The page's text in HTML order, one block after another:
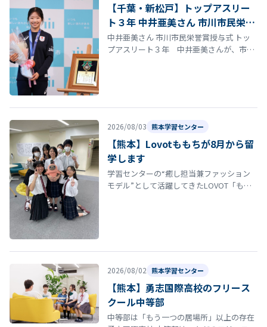
【千葉・新松戸】トップアスリー
ト３年 中井亜美さん 市川市民栄誉
賞授与式
中井亜美さん 市川市民栄誉賞授与式 トッ
プアスリート３年 中井亜美さんが、市川
2026/08/03 熊本学習センター
【熊本】Lovotももちが8月から留
学します
学習センターの“癒し担当兼ファッション
モデル”として活躍してきたLOVOT「もも
2026/08/02 熊本学習センター
【熊本】勇志国際高校のフリース
クール中等部
中等部は「もう一つの居場所」以上の存在